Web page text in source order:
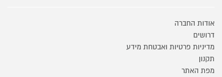
אודות החברה
דרושים
מדיניות פרטיות ואבטחת מידע
תקנון
מפת האתר